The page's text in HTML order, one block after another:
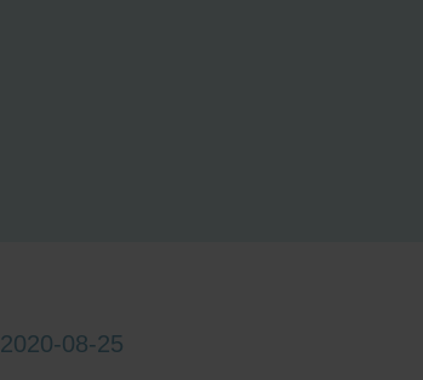
2020-08-25